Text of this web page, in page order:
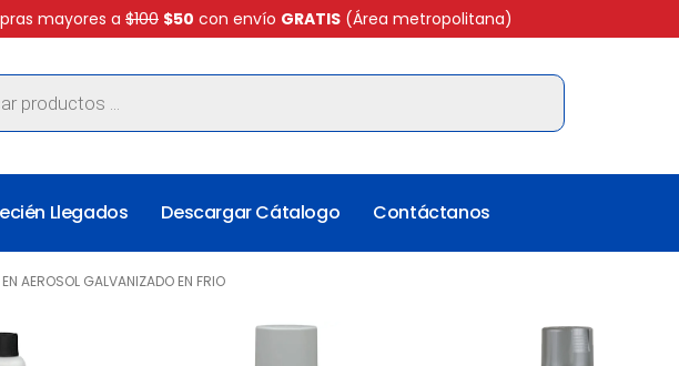
mayores a $100 $50 con envío GRATIS (Área metropolitana)
Llegados Descargar Cátalogo Contáctanos
AEROSOL GALVANIZADO EN FRIO